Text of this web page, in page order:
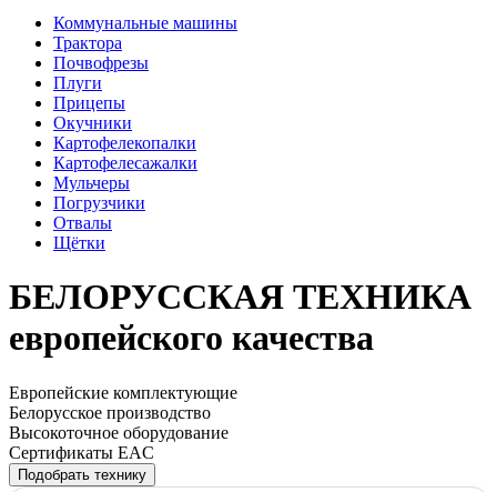
Коммунальные машины
Трактора
Почвофрезы
Плуги
Прицепы
Окучники
Картофелекопалки
Картофелесажалки
Мульчеры
Погрузчики
Отвалы
Щётки
БЕЛОРУССКАЯ ТЕХНИКА
европейского качества
Европейские комплектующие
Белорусское производство
Высокоточное оборудование
Сертификаты EAC
Подобрать технику